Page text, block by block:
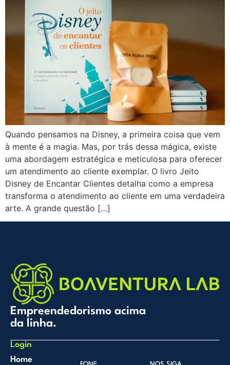
Quando pensamos na Disney, a primeira coisa que vem
à mente é a magia. Mas, por trás dessa mágica, existe
uma abordagem estratégica e meticulosa para oferecer
um atendimento ao cliente exemplar. O livro Jeito
Disney de Encantar Clientes detalha como a empresa
transforma o atendimento ao cliente em uma verdadeira
arte. A grande questão […]
Empreendedorismo acima
da linha.
Login
Home